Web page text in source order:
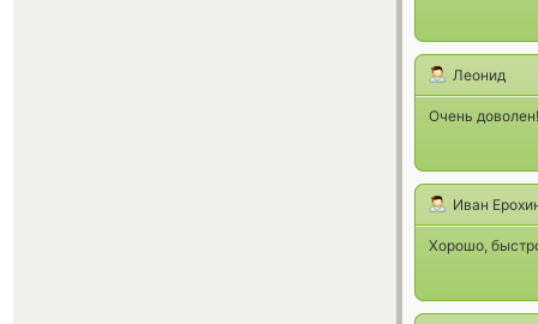
Леонид
Очень
Иван
Хорошо,